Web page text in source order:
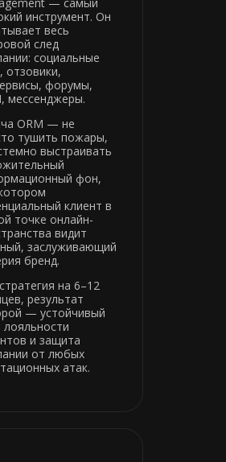
инструмент. Он
весь
след
социальные
отзовики,
форумы,
мессенджеры.
ORM — не
тушить пожары,
выстраивать
фон,
клиент в
точке онлайн-
видит
заслуживающий
бренд.
на 6–12
результат
— устойчивый
лояльности
и защита
от любых
атак.